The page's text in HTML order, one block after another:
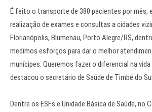
É feito o transporte de 380 pacientes por mês,
realização de exames e consultas a cidades
Florianópolis, Blumenau, Porto Alegre/RS,
medimos esforços para dar o melhor
munícipes. Queremos fazer o diferencial na
destacou o secretário de Saúde de Timbé do
Dentre os ESFs e Unidade Básica de Saúde, no